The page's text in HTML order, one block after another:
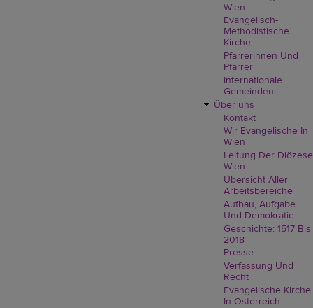
Wien
Evangelisch-
Methodistische
Kirche
Pfarrerinnen Und
Pfarrer
Internationale
Gemeinden
Über uns
Kontakt
Wir Evangelische In
Wien
Leitung Der Diözese
Wien
Übersicht Aller
Arbeitsbereiche
Aufbau, Aufgabe
Und Demokratie
Geschichte: 1517 Bis
2018
Presse
Verfassung Und
Recht
Evangelische Kirche
In Österreich